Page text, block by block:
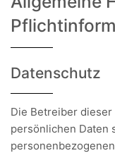
Datenschutz
Die Betreiber
persönlichen Daten